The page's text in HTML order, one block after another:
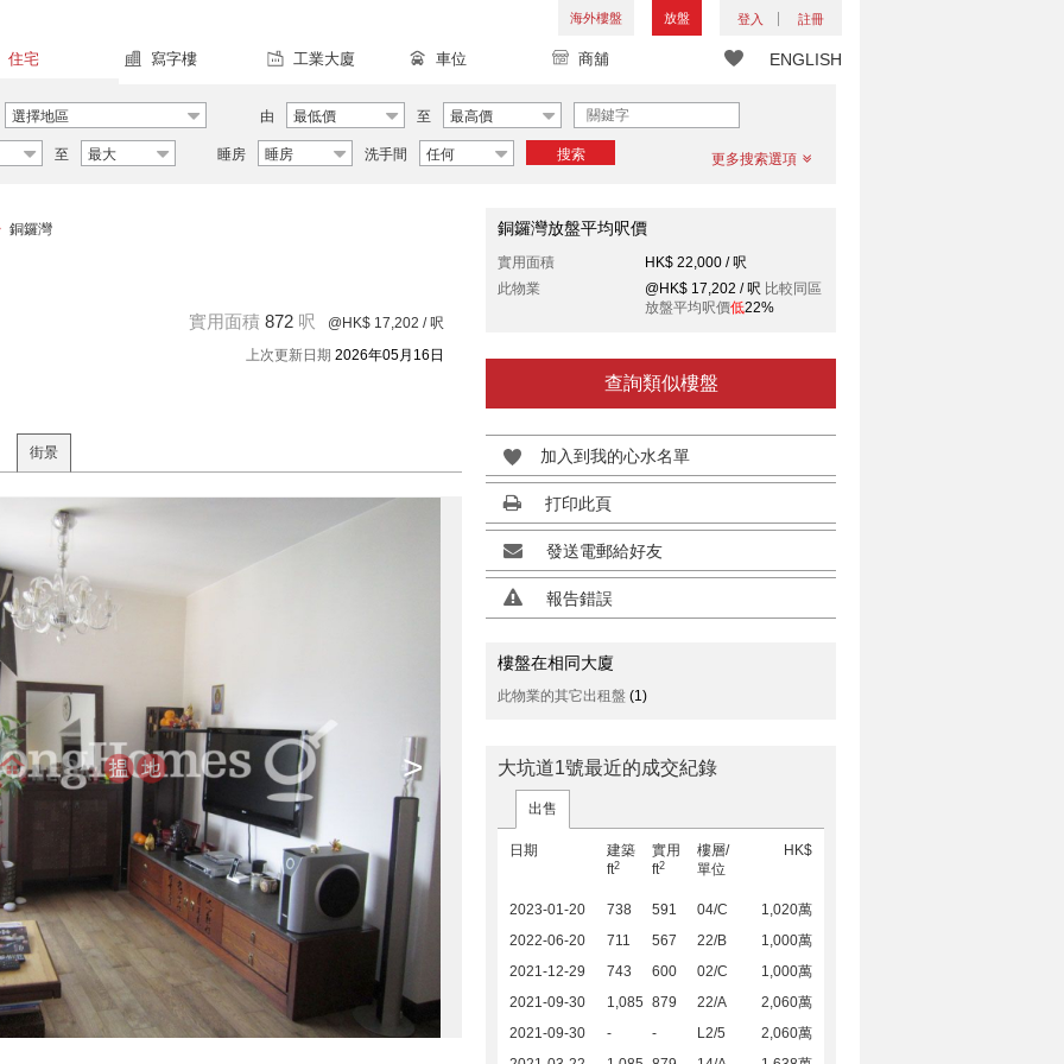
海外樓盤 放盤 登入 註冊
ENGLISH
住宅 寫字樓 工業大廈 車位 商舖
選擇地區 由 最低價 至 最高價
至 最大 睡房 睡房 洗手間 任何 搜索 更多搜索選項
銅鑼灣
實用面積 872 呎 @HK$ 17,202 / 呎
上次更新日期 2026年05月16日
街景
>
銅鑼灣放盤平均呎價
實用面積
HK$ 22,000 / 呎
此物業
@HK$ 17,202 / 呎 比較同區
放盤平均呎價低22%
查詢類似樓盤
加入到我的心水名單
打印此頁
發送電郵給好友
報告錯誤
樓盤在相同大廈
此物業的其它出租盤 (1)
大坑道1號最近的成交紀錄
出售
日期
建築
ft2
實用
ft2
樓層/
單位
HK$
2023-01-20 738 591 04/C
1,020萬
2022-06-20
711 567 22/B
1,000萬
2021-12-29
743 600 02/C
1,000萬
2021-09-30
1,085 879 22/A
2,060萬
2021-09-30
- - L2/5
2,060萬